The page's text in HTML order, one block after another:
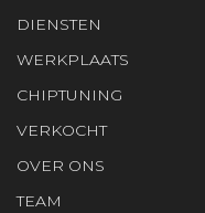
DIENSTEN
WERKPLAATS
CHIPTUNING
VERKOCHT
OVER ONS
TEAM